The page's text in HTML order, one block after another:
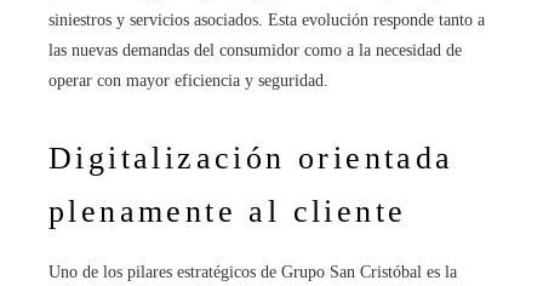
siniestros y servicios asociados. Esta evolución responde tanto a
las nuevas demandas del consumidor como a la necesidad de
operar con mayor eficiencia y seguridad.
Digitalización orientada
plenamente al cliente
Uno de los pilares estratégicos de Grupo San Cristóbal es la